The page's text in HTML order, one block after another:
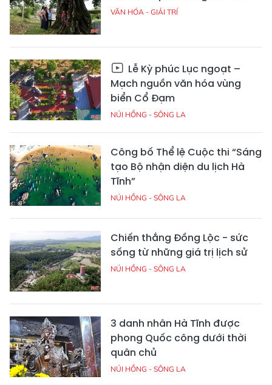
VĂN HÓA - GIẢI TRÍ
Lễ Kỳ phúc Lục ngoạt –
Mạch nguồn văn hóa vùng
biển Cổ Đạm
NÚI HỒNG - SÔNG LA
Công bố Thể lệ Cuộc thi “Sáng
tạo Bộ nhận diện du lịch Hà
Tĩnh”
NÚI HỒNG - SÔNG LA
Chiến thắng Đồng Lộc - sức
sống từ những giá trị lịch sử
NÚI HỒNG - SÔNG LA
3 danh nhân Hà Tĩnh được
phong Quốc công dưới thời
quân chủ
NÚI HỒNG - SÔNG LA